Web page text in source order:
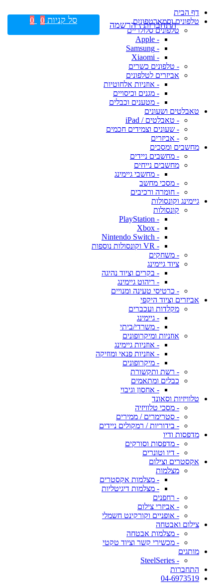
דף הבית
טלפונים וסמארטפונים
טלפונים סלולריים
- Apple
- Samsung
- Xiaomi
- טלפונים כשרים
אביזרים לטלפונים
- אוזניות אלחוטיות
- מגנים וכיסויים
- מטענים וכבלים
טאבלטים ושעונים
- טאבלטים / iPad
- שעונים וצמידים חכמים
- אביזרים
מחשבים ומסכים
- מחשבים ניידים
מחשבים נייחים
- מחשבי גיימינג
- מסכי מחשב
- חומרה ורכיבים
גיימינג וקונסולות
קונסולות
- PlayStation
- Xbox
- Nintendo Switch
- VR וקונסולות נוספות
- משחקים
ציוד גיימינג
- בקרים וציוד נהיגה
- ריהוט גיימינג
- כרטיסי טעינה ומנויים
אביזרים וציוד היקפי
מקלדות ועכברים
- גיימינג
- משרדי/ביתי
אוזניות ומיקרופונים
- אוזניות גיימינג
- אוזניות פנאי ומוזיקה
- מיקרופונים
- רשת ותקשורת
כבלים ומתאמים
- אחסון וגיבוי
טלוויזיות וסאונד
- מסכי טלוויזיה
- סטרימרים / ממירים
- בידוריות / רמקולים ניידים
מדפסות ודיו
- מדפסות וסורקים
- דיו וטונרים
אקסטרים וצילום
מצלמות
- מצלמות אקסטרים
- מצלמות דיגיטליות
- רחפנים
- אביזרי צילום
- אופניים וקורקינט חשמלי
צילום ואבטחה
- מצלמות אבטחה
- מכשירי קשר וציוד טקטי
מותגים
- SteelSeries
התחברות
04-6973519
התחברות \ הרשמה סל קניות 0
0